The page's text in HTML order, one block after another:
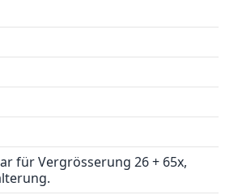
für Vergrösserung 26 + 65x,